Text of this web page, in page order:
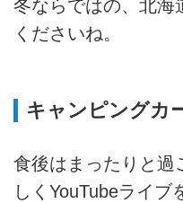
冬ならではの、北海
くださいね。
キャンピングカ
食後はまったりと過
しくYouTubeライブ